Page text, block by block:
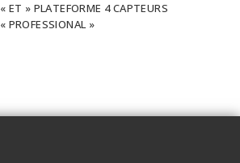
« ET » PLATEFORME 4 CAPTEURS
« PROFESSIONAL »